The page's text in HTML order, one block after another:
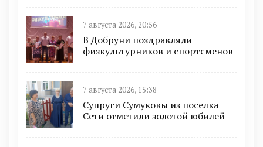
7 августа 2026, 20:56
В Добруни поздравляли
физкультурников и спортсменов
7 августа 2026, 15:38
Супруги Сумуковы из поселка
Сети отметили золотой юбилей